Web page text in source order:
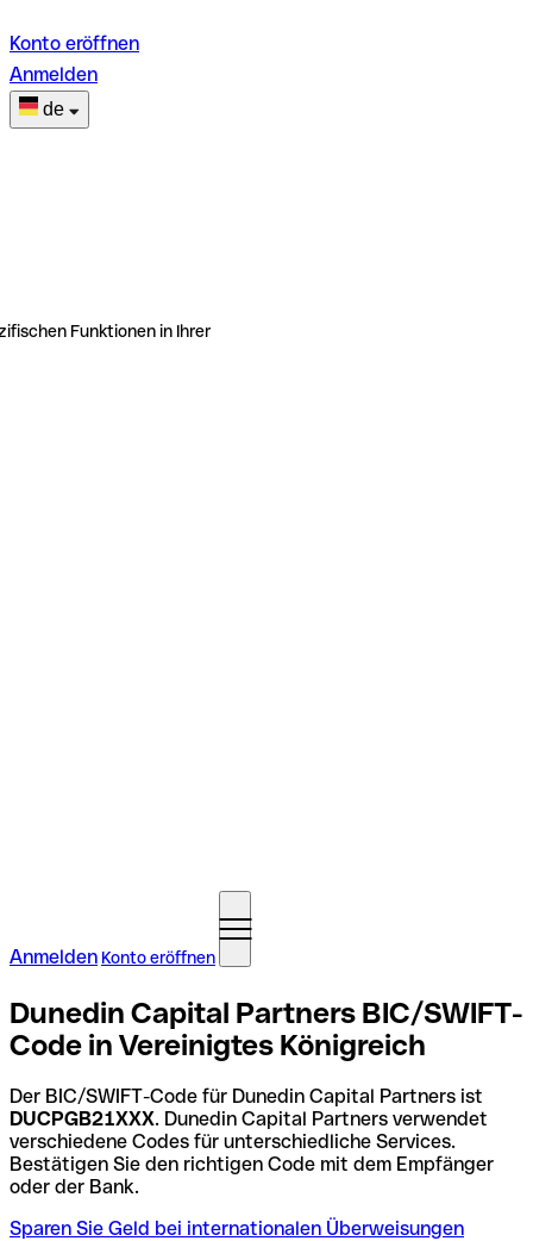
Konto eröffnen
Anmelden
de
Funktionen in Ihrer
Anmelden Konto eröffnen
Dunedin Capital Partners BIC/SWIFT-
Code in Vereinigtes Königreich
Der BIC/SWIFT-Code für Dunedin Capital Partners ist
DUCPGB21XXX. Dunedin Capital Partners verwendet
verschiedene Codes für unterschiedliche Services.
Bestätigen Sie den richtigen Code mit dem Empfänger
oder der Bank.
Sparen Sie Geld bei internationalen Überweisungen